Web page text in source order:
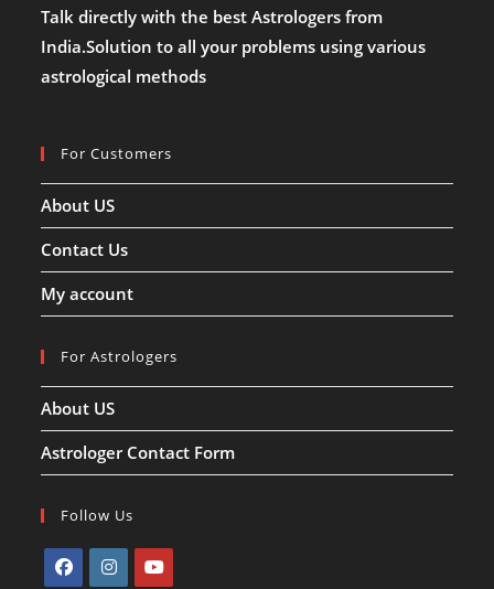
गोवर्धन
पूजा
का
महत्व,
जानिए
पूजन
Talk directly with the best Astrologers from
India.Solution to all your problems using various
astrological methods
For Customers
About US
Contact Us
My account
For Astrologers
About US
Astrologer Contact Form
Follow Us